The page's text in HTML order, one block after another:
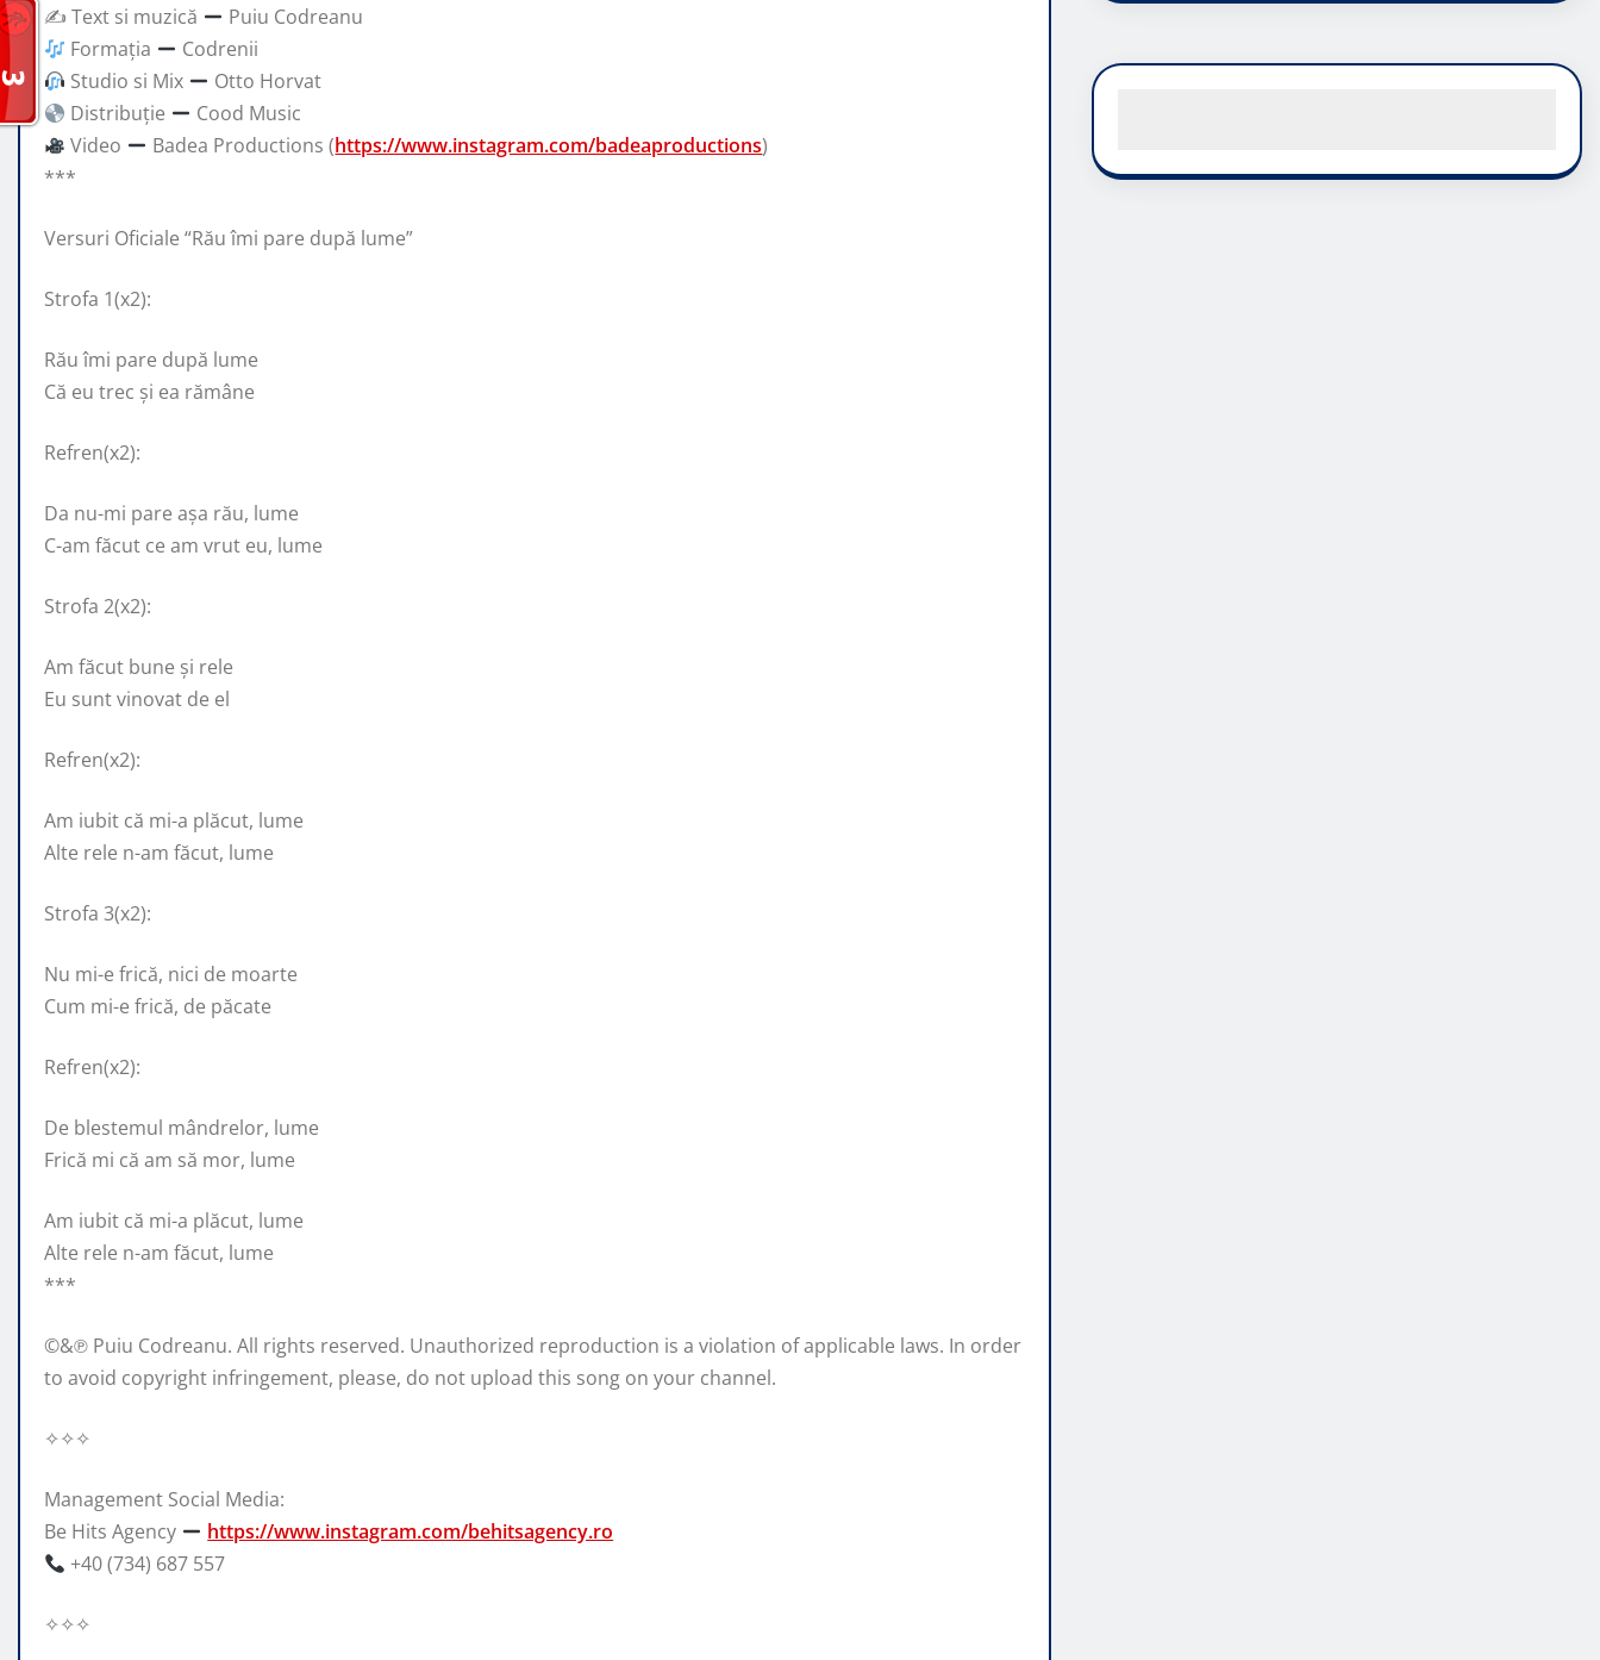
✍ Text si muzică
Puiu Codreanu
Formația
Codrenii
Studio si Mix
Otto Horvat
Distribuție
Cood Music
Video
Badea Productions (https://www.instagram.com/badeaproductions)
***
Versuri Oficiale “Rău îmi pare după lume”
Strofa 1(x2):
Rău îmi pare după lume
Că eu trec și ea rămâne
Refren(x2):
Da nu-mi pare așa rău, lume
C-am făcut ce am vrut eu, lume
Strofa 2(x2):
Am făcut bune și rele
Eu sunt vinovat de el
Refren(x2):
Am iubit că mi-a plăcut, lume
Alte rele n-am făcut, lume
Strofa 3(x2):
Nu mi-e frică, nici de moarte
Cum mi-e frică, de păcate
Refren(x2):
De blestemul mândrelor, lume
Frică mi că am să mor, lume
Am iubit că mi-a plăcut, lume
Alte rele n-am făcut, lume
***
©&℗ Puiu Codreanu. All rights reserved. Unauthorized reproduction is a violation of applicable laws. In order
to avoid copyright infringement, please, do not upload this song on your channel.
✧✧✧
Management Social Media:
Be Hits Agency
https://www.instagram.com/behitsagency.ro
+40 (734) 687 557
✧✧✧